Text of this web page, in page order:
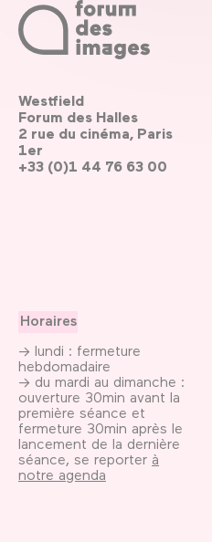
Westfield
Forum des Halles
2 rue du cinéma, Paris
1er
+33 (0)1 44 76 63 00
Horaires
→ lundi : fermeture
hebdomadaire
→ du mardi au dimanche :
ouverture 30min avant la
première séance et
fermeture 30min après le
lancement de la dernière
séance, se reporter à
notre agenda